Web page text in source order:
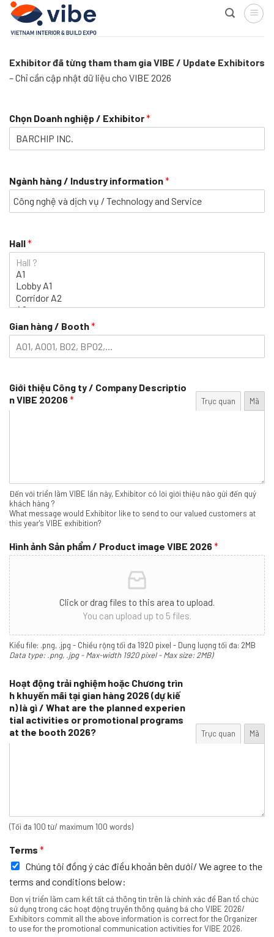
Skip
content
Exhibitor đã từng tham tham gia VIBE / Update Exhibitors
– Chỉ cần cập nhật dữ liệu cho VIBE 2026
Chọn Doanh nghiệp / Exhibitor*
Ngành hàng / Industry information*
Hall*
Gian hàng / Booth*
Giới thiệu Công ty / Company Descriptio
n VIBE 20206* Trực quan Mã
Đến với triển lãm VIBE lần này, Exhibitor có lời giới thiệu nào gửi đến quý
khách hàng ?
What message would Exhibitor like to send to our valued customers at
this year's VIBE exhibition?
Hình ảnh Sản phẩm / Product image VIBE 2026*
Click or drag files to this area to upload.
You can upload up to 5 files.
Kiểu file: .png, .jpg - Chiều rộng tối đa 1920 pixel - Dung lượng tối đa: 2MB
Data type: .png, .jpg - Max-width 1920 pixel - Max size: 2MB)
Hoạt động trải nghiệm hoặc Chương trìn
h khuyến mãi tại gian hàng 2026 (dự kiế
n) là gì / What are the planned experien
tial activities or promotional programs
at the booth 2026?
Trực quan Mã
(Tối đa 100 từ/ maximum 100 words)
Terms *
Chúng tôi đồng ý các điều khoản bên dưới/ We agree to the
terms and conditions below:
Đơn vị triển lãm cam kết tất cả thông tin trên là chính xác để Ban tổ chức
sử dụng trong các hoạt động truyền thông quảng bá cho VIBE 2026/
Exhibitors commit all the above information is correct for the Organizer
to use for the promotional communication activities for VIBE 2026.